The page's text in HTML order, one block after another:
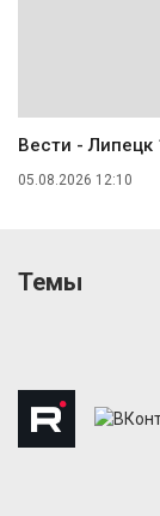
Вести - Липецк
05.08.2026 12:10
Темы